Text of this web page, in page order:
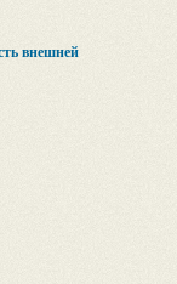
внешней